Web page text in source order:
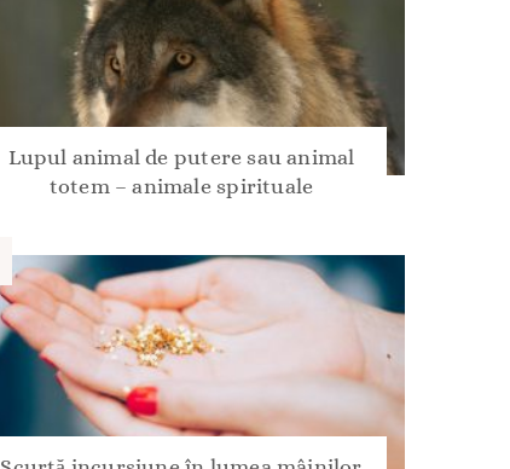
Lupul animal de putere sau animal
totem – animale spirituale